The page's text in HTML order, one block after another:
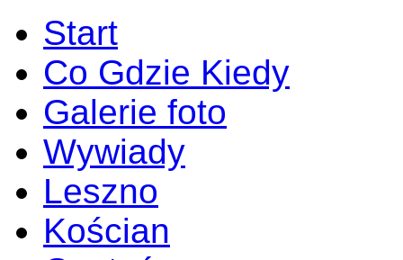
Start
Co Gdzie Kiedy
Galerie foto
Wywiady
Leszno
Kościan